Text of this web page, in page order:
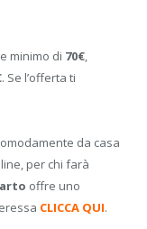
minimo di 70€,
. Se l’offerta ti
da casa
per chi farà
offre uno
CLICCA QUI.